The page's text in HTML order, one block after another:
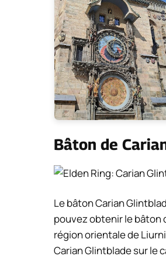
Bâton de
Le bâton Carian
pouvez obtenir le bâton
région orientale de
Carian Glintblade sur le